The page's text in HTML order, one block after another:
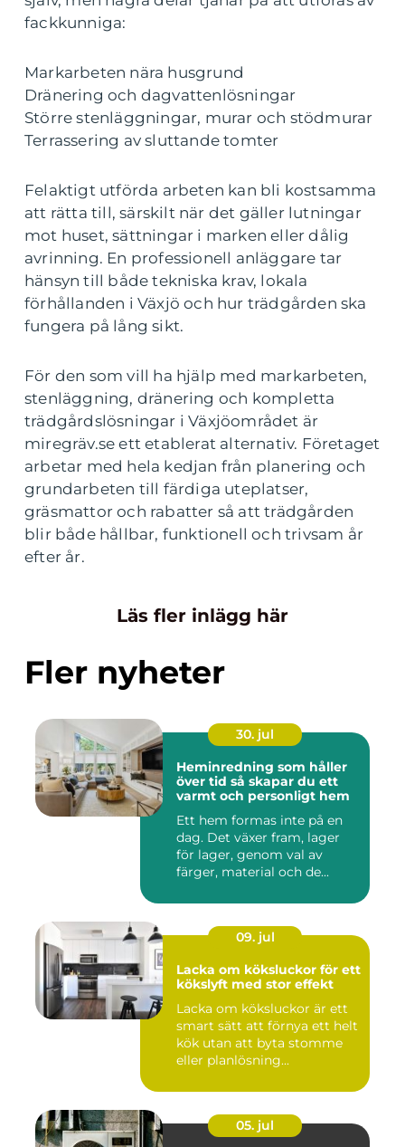
fackkunniga:
Markarbeten nära husgrund
Dränering och dagvattenlösningar
Större stenläggningar, murar och stödmurar
Terrassering av sluttande tomter
Felaktigt utförda arbeten kan bli kostsamma
att rätta till, särskilt när det gäller lutningar
mot huset, sättningar i marken eller dålig
avrinning. En professionell anläggare tar
hänsyn till både tekniska krav, lokala
förhållanden i Växjö och hur trädgården ska
fungera på lång sikt.
För den som vill ha hjälp med markarbeten,
stenläggning, dränering och kompletta
trädgårdslösningar i Växjöområdet är
miregräv.se ett etablerat alternativ. Företaget
arbetar med hela kedjan från planering och
grundarbeten till färdiga uteplatser,
gräsmattor och rabatter så att trädgården
blir både hållbar, funktionell och trivsam år
efter år.
Läs fler inlägg här
Fler nyheter
30. jul
Heminredning som håller
över tid så skapar du ett
varmt och personligt hem
Ett hem formas inte på en
dag. Det växer fram, lager
för lager, genom val av
färger, material och de...
09. jul
Lacka om köksluckor för ett
kökslyft med stor effekt
Lacka om köksluckor är ett
smart sätt att förnya ett helt
kök utan att byta stomme
eller planlösning...
05. jul